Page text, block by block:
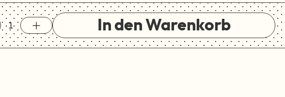
In den Warenkorb